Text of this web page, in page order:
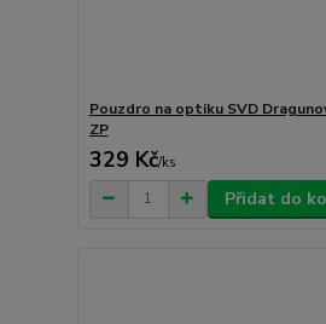
Pouzdro na optiku SVD
ZP
329 Kč/ks
Přidat do